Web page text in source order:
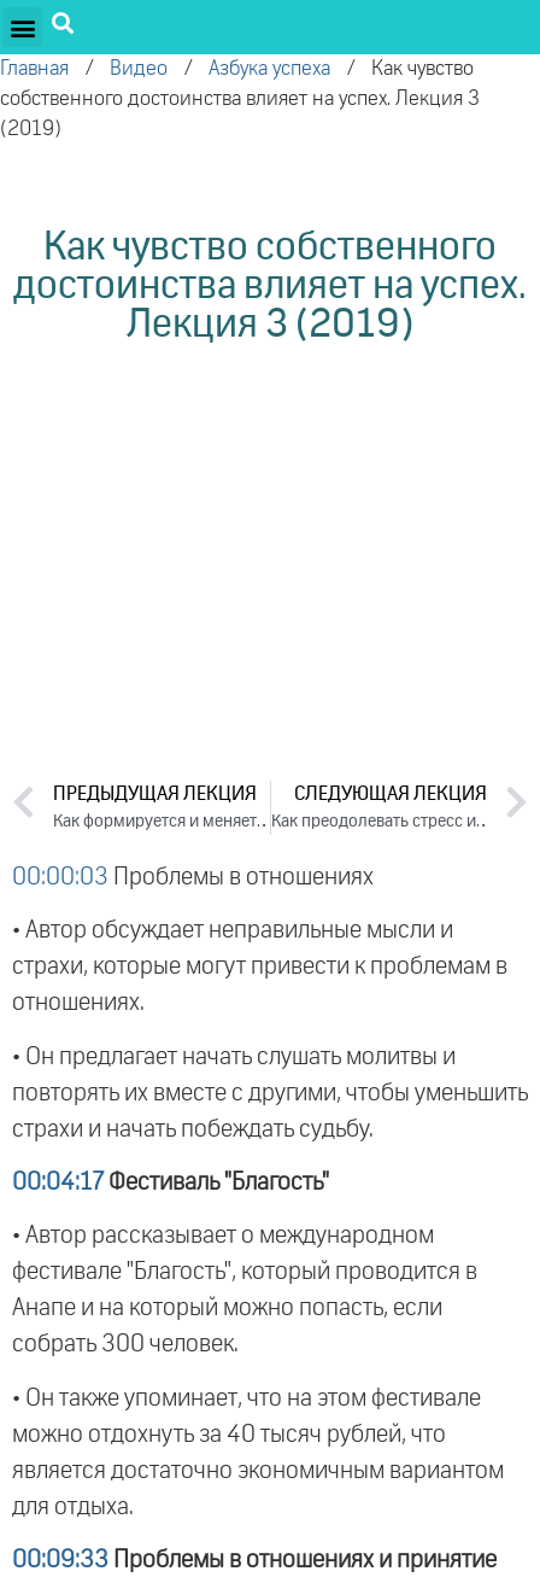
Главная / Видео / Азбука успеха /
Как чувство
собственного достоинства влияет на успех. Лекция 3
(2019)
Как чувство собственного
достоинства влияет на успех.
Лекция 3 (2019)
ПРЕДЫДУЩАЯ ЛЕКЦИЯ
Как формируется и меняется чувство собственного достоинства. Лекция 2 (2019)
СЛЕДУЮЩАЯ ЛЕКЦИЯ
Как преодолевать стресс и все успевать. Лекция 1 (2019)
00:00:03 Проблемы в отношениях
• Автор обсуждает неправильные мысли и
страхи, которые могут привести к проблемам в
отношениях.
• Он предлагает начать слушать молитвы и
повторять их вместе с другими, чтобы уменьшить
страхи и начать побеждать судьбу.
00:04:17 Фестиваль "Благость"
• Автор рассказывает о международном
фестивале "Благость", который проводится в
Анапе и на который можно попасть, если
собрать 300 человек.
• Он также упоминает, что на этом фестивале
можно отдохнуть за 40 тысяч рублей, что
является достаточно экономичным вариантом
для отдыха.
00:09:33 Проблемы в отношениях и принятие